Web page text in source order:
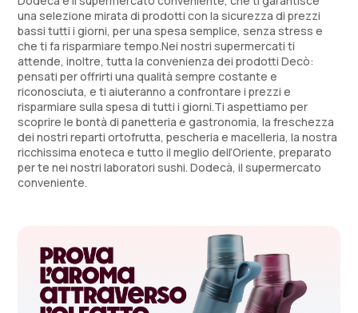
Sconto 10% Over 65 ogni mercoledì
Spesa Online
Ticket Buoni Pasto
Detergenza
Enoteca
Frutta e Verdura
Gastronomia
Macelleria Assistita
Salumi e Formaggi
Self Service
una selezione mirata di prodotti con la sicurezza di prezzi
bassi tutti i giorni, per una spesa semplice, senza stress e
che ti fa risparmiare tempo.Nei nostri supermercati ti
attende, inoltre, tutta la convenienza dei prodotti Decò:
pensati per offrirti una qualità sempre costante e
riconosciuta, e ti aiuteranno a confrontare i prezzi e
risparmiare sulla spesa di tutti i giorni.Ti aspettiamo per
scoprire le bontà di panetteria e gastronomia, la freschezza
dei nostri reparti ortofrutta, pescheria e macelleria, la nostra
ricchissima enoteca e tutto il meglio dell’Oriente, preparato
per te nei nostri laboratori sushi. Dodecà, il supermercato
conveniente.